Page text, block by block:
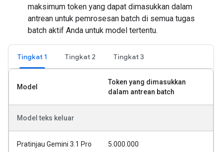
maksimum token yang dapat dimasukkan dalam
antrean untuk pemrosesan batch di semua tugas
batch aktif Anda untuk model tertentu.
Tingkat 1 Tingkat 2 Tingkat 3
Model
Token yang dimasukkan
dalam antrean batch
Model teks keluar
Pratinjau Gemini 3.1 Pro 5.000.000